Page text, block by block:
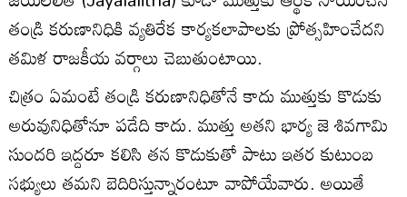
తండ్రి కరుణానిధికి వ్యతిరేక కార్యకలాపాలకు ప్రోత్సహించేదని
తమిళ రాజకీయ వర్గాలు చెబుతుంటాయి.
చిత్రం ఏమంటే తండ్రి కరుణానిధితోనే కాదు ముత్తుకు కొడుకు
అరువునిధితోనూ పడేది కాదు. ముత్తు అతని భార్య జె శివగామి
సుందరి ఇద్దరూ కలిసి తన కొడుకుతో పాటు ఇతర కుటుంబ
సభ్యులు తమని బెదిరిస్తున్నారంటూ వాపోయేవారు. అయితే